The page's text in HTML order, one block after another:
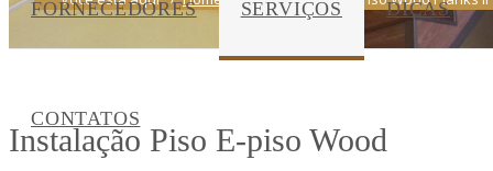
FORNECEDORES SERVIÇOS DICAS
CONTATOS
Instalação Piso E-piso Wood